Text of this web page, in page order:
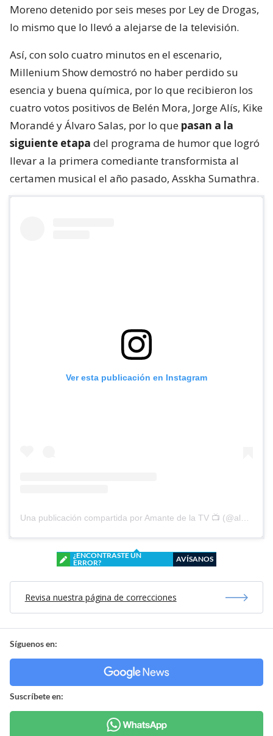
Moreno detenido por seis meses por Ley de Drogas,
lo mismo que lo llevó a alejarse de la televisión.
Así, con solo cuatro minutos en el escenario,
Millenium Show demostró no haber perdido su
esencia y buena química, por lo que recibieron los
cuatro votos positivos de Belén Mora, Jorge Alís, Kike
Morandé y Álvaro Salas, por lo que pasan a la
siguiente etapa del programa de humor que logró
llevar a la primera comediante transformista al
certamen musical el año pasado, Asskha Sumathra.
Ver esta publicación en Instagram
Una publicación compartida por Amante de la TV 📺 (@alguien_te_observa)
¿ENCONTRASTE UN
ERROR?
AVÍSANOS
Revisa nuestra página de correcciones
Síguenos en:
Suscríbete en: